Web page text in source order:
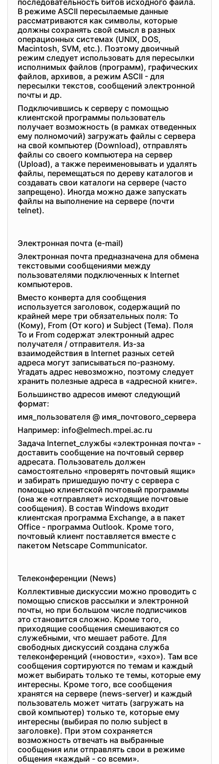
последовательность битов исходного файла.
В режиме ASCII пересылаемые данные
рассматриваются как символы, которые
должны сохранять свой смысл в разных
операционных системах (UNIX, DOS,
Macintosh, SVM, etc.). Поэтому двоичный
режим следует использовать для пересылки
исполнимых файлов (программ), графических
файлов, архивов, а режим ASCII - для
пересылки текстов, сообщений электронной
почты и др.
Подключившись к серверу с помощью
клиентской программы пользователь
получает возможность (в рамках отведенных
ему полномочий) загружать файлы с сервера
на свой компьютер (Download), отправлять
файлы со своего компьютера на сервер
(Upload), а также переименовывать и удалять
файлы, перемещаться по дереву каталогов и
создавать свои каталоги на сервере (часто
запрещено). Иногда можно даже запускать
файлы на выполнение на сервере (почти
telnet).
Электронная почта (e-mail)
Электронная почта предназначена для обмена
текстовыми сообщениями между
пользователями подключенных к Internet
компьютеров.
Вместо конверта для сообщения
используется заголовок, содержащий по
крайней мере три обязательных поля: To
(Кому), From (От кого) и Subject (Тема). Поля
To и From содержат электронный адрес
получателя / отправителя. Из-за
взаимодействия в Internet разных сетей
адреса могут записываться по-разному.
Угадать адрес невозможно, поэтому следует
хранить полезные адреса в «адресной книге».
Большинство адресов имеют следующий
формат:
имя_пользователя @ имя_почтового_сервера
Например: info@elmech.mpei.ac.ru
Задача Internet_службы «электронная почта» -
доставить сообщение на почтовый сервер
адресата. Пользователь должен
самостоятельно «проверять почтовый ящик»
и забирать пришедшую почту с сервера с
помощью клиентской почтовый программы
(она же «отправляет» исходящие почтовые
сообщения). В состав Windows входит
клиентская программа Exchange, а в пакет
Office - программа Outlook. Кроме того,
почтовый клиент поставляется вместе с
пакетом Netscape Communicator.
Телеконференции (News)
Коллективные дискуссии можно проводить с
помощью списков рассылки и электронной
почты, но при большом числе подписчиков
это становится сложно. Кроме того,
приходящие сообщения смешиваются со
служебными, что мешает работе. Для
свободных дискуссий создана служба
телеконференций («новости», «эхо»). Там все
сообщения сортируются по темам и каждый
может выбирать только те темы, которые ему
интересны. Кроме того, все сообщения
хранятся на сервере (news-server) и каждый
пользователь может читать (загружать на
свой компьютер) только те, которые ему
интересны (выбирая по полю subject в
заголовке). При этом сохраняется
возможность отвечать на выбранные
сообщения или отправлять свои в режиме
общения «каждый - со всеми».